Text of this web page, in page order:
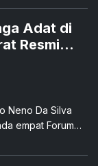
dibacakan oleh
(31/8).
Adat di
Resmi
Neno Da Silva
empat Forum